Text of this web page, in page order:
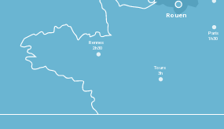
Rennes
2h30
Tours
3h
Paris
1h30
Rouen